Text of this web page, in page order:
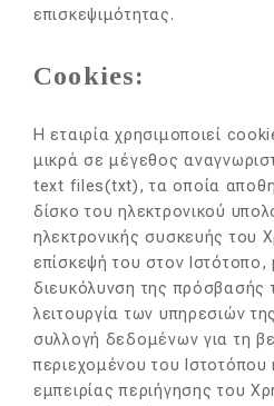
επισκεψιμότητας.
Cookies:
Η εταιρία χρησιμοποιεί
μικρά σε μέγεθος
text files(txt), τα οποία
δίσκο του ηλεκτρονικού
ηλεκτρονικής συσκευής του
επίσκεψή του στον
διευκόλυνση της πρόσβασής
λειτουργία των υπηρεσιών
συλλογή δεδομένων για τη
περιεχομένου του Ιστοτόπου
εμπειρίας περιήγησης του